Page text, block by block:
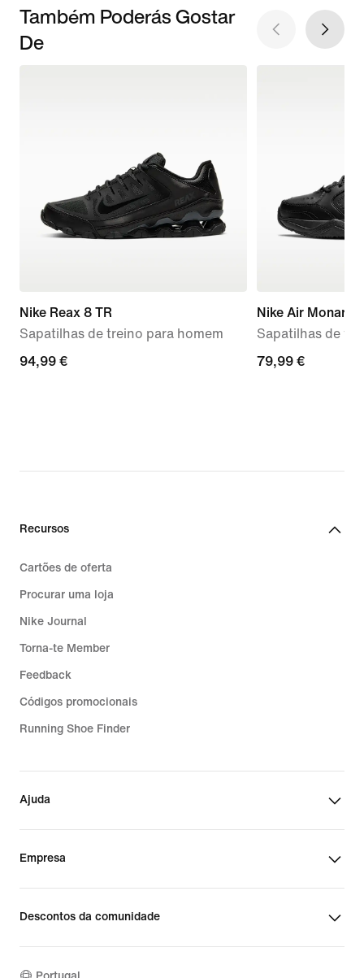
Também Poderás Gostar
De
Nike Reax 8 TR
Sapatilhas de treino para homem
94,99
94,99 €
Nike Air Monarch
Sapatilhas de
79,99
79,99 €
Recursos
Cartões de oferta
Procurar uma loja
Nike Journal
Torna-te Member
Feedback
Códigos promocionais
Running Shoe Finder
Ajuda
Empresa
Descontos da comunidade